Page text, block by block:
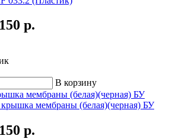
150 р.
В корзину
мембраны (белая)(черная) БУ
150 р.